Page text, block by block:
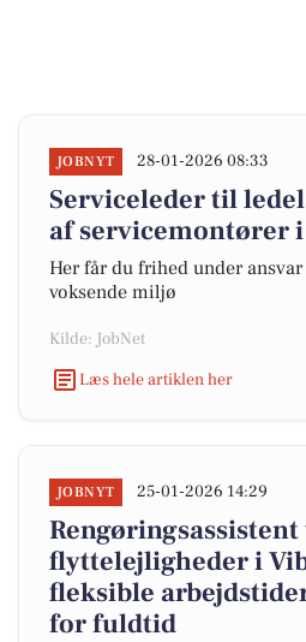
JOBNYT 28-01-2026 08:33
Serviceleder til
af servicemontører
Her får du frihed under
voksende miljø
Kilde: JobNet
Læs hele artiklen her
JOBNYT 25-01-2026 14:29
flyttelejligheder i
fleksible
for fuldtid